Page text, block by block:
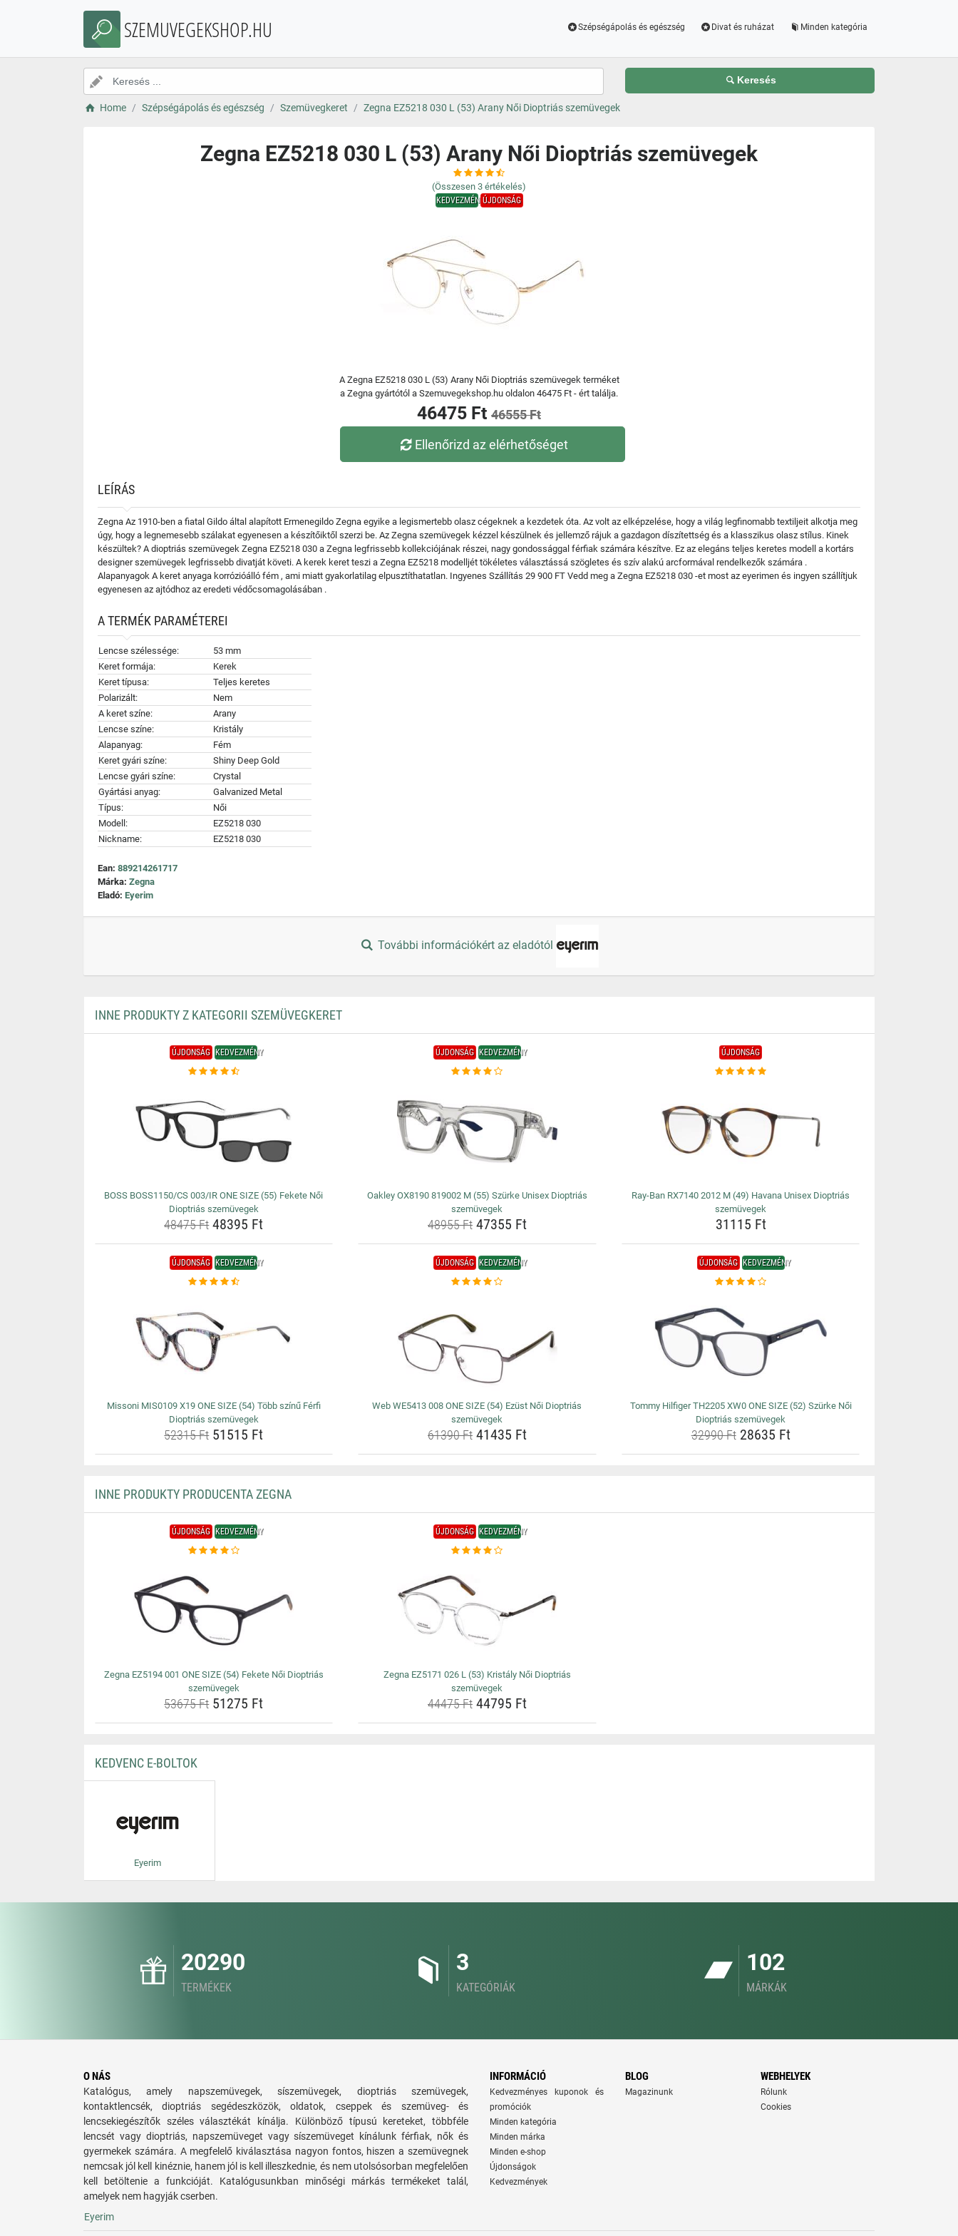
SZEMUVEGEKSHOP.HU Szépségápolás és egészség Divat és ruházat Minden kategória
Keresés
Home Szépségápolás és egészség Szemüvegkeret Zegna EZ5218 030 L (53) Arany Női Dioptriás szemüvegek
Zegna EZ5218 030 L (53) Arany Női Dioptriás szemüvegek
(Összesen 3 értékelés)
KEDVEZMÉNYÚJDONSÁG
A Zegna EZ5218 030 L (53) Arany Női Dioptriás szemüvegek terméket
a Zegna gyártótól a Szemuvegekshop.hu oldalon 46475 Ft - ért találja.
46475 Ft 46555 Ft
Ellenőrizd az elérhetőséget
LEÍRÁS
Zegna Az 1910-ben a fiatal Gildo által alapított Ermenegildo Zegna egyike a legismertebb olasz cégeknek a kezdetek óta. Az volt az elképzelése, hogy a világ legfinomabb textiljeit alkotja meg
úgy, hogy a legnemesebb szálakat egyenesen a készítőiktől szerzi be. Az Zegna szemüvegek kézzel készülnek és jellemző rájuk a gazdagon díszítettség és a klasszikus olasz stílus. Kinek
készültek? A dioptriás szemüvegek Zegna EZ5218 030 a Zegna legfrissebb kollekciójának részei, nagy gondossággal férfiak számára készítve. Ez az elegáns teljes keretes modell a kortárs
designer szemüvegek legfrissebb divatját követi. A kerek keret teszi a Zegna EZ5218 modelljét tökéletes választássá szögletes és szív alakú arcformával rendelkezők számára .
Alapanyagok A keret anyaga korrózióálló fém , ami miatt gyakorlatilag elpusztíthatatlan. Ingyenes Szállítás 29 900 FT Vedd meg a Zegna EZ5218 030 -et most az eyerimen és ingyen szállítjuk
egyenesen az ajtódhoz az eredeti védőcsomagolásában .
A TERMÉK PARAMÉTEREI
Lencse szélessége:
53 mm
Keret formája:
Kerek
Keret típusa:
Teljes keretes
Polarizált:
Nem
A keret színe:
Arany
Lencse színe:
Kristály
Alapanyag:
Fém
Keret gyári színe:
Shiny Deep Gold
Lencse gyári színe:
Crystal
Gyártási anyag:
Galvanized Metal
Típus:
Női
Modell:
EZ5218 030
Nickname:
EZ5218 030
Ean: 889214261717
Márka: Zegna
Eladó: Eyerim
További információkért az eladótól
INNE PRODUKTY Z KATEGORII SZEMÜVEGKERET
ÚJDONSÁG KEDVEZMÉNY
BOSS BOSS1150/CS 003/IR ONE SIZE (55) Fekete Női
Dioptriás szemüvegek
48475 Ft48395 Ft
ÚJDONSÁG KEDVEZMÉNY
Oakley OX8190 819002 M (55) Szürke Unisex Dioptriás
szemüvegek
48955 Ft47355 Ft
ÚJDONSÁG
Ray-Ban RX7140 2012 M (49) Havana Unisex Dioptriás
szemüvegek
31115 Ft
ÚJDONSÁG KEDVEZMÉNY
Missoni MIS0109 X19 ONE SIZE (54) Több színű Férfi
Dioptriás szemüvegek
52315 Ft51515 Ft
ÚJDONSÁG KEDVEZMÉNY
Web WE5413 008 ONE SIZE (54) Ezüst Női Dioptriás
szemüvegek
61390 Ft41435 Ft
ÚJDONSÁG KEDVEZMÉNY
Tommy Hilfiger TH2205 XW0 ONE SIZE (52) Szürke Női
Dioptriás szemüvegek
32990 Ft28635 Ft
INNE PRODUKTY PRODUCENTA ZEGNA
ÚJDONSÁG KEDVEZMÉNY
Zegna EZ5194 001 ONE SIZE (54) Fekete Női Dioptriás
szemüvegek
53675 Ft51275 Ft
ÚJDONSÁG KEDVEZMÉNY
Zegna EZ5171 026 L (53) Kristály Női Dioptriás
szemüvegek
44475 Ft44795 Ft
KEDVENC E-BOLTOK
Eyerim
20290
TERMÉKEK
3
KATEGÓRIÁK
102
MÁRKÁK
O NÁS
Katalógus, amely napszemüvegek, síszemüvegek, dioptriás szemüvegek,
kontaktlencsék, dioptriás segédeszközök, oldatok, cseppek és szemüveg- és
lencsekiegészítők széles választékát kínálja. Különböző típusú kereteket, többféle
lencsét vagy dioptriás, napszemüveget vagy síszemüveget kínálunk férfiak, nők és
gyermekek számára. A megfelelő kiválasztása nagyon fontos, hiszen a szemüvegnek
nemcsak jól kell kinéznie, hanem jól is kell illeszkednie, és nem utolsósorban megfelelően
kell betöltenie a funkcióját. Katalógusunkban minőségi márkás termékeket talál,
amelyek nem hagyják cserben.
INFORMÁCIÓ
Kedvezményes kuponok és
promóciók
Minden kategória
Minden márka
Minden e-shop
Újdonságok
Kedvezmények
BLOG
Magazinunk
WEBHELYEK
Rólunk
Cookies
Eyerim